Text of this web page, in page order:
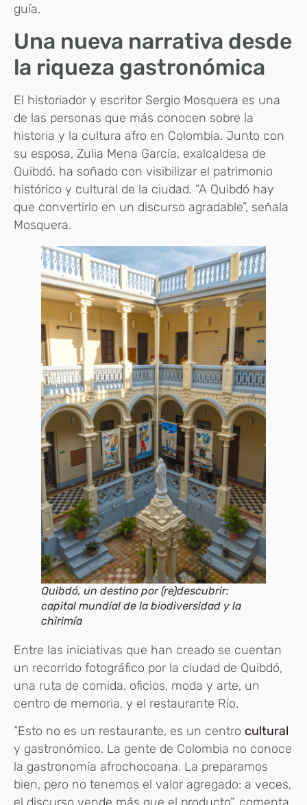
guía.
Una nueva narrativa desde
la riqueza gastronómica
El historiador y escritor Sergio Mosquera es una
de las personas que más conocen sobre la
historia y la cultura afro en Colombia. Junto con
su esposa, Zulia Mena García, exalcaldesa de
Quibdó, ha soñado con visibilizar el patrimonio
histórico y cultural de la ciudad. “A Quibdó hay
que convertirlo en un discurso agradable”, señala
Mosquera.
Quibdó, un destino por (re)descubrir:
capital mundial de la biodiversidad y la
chirimía
Entre las iniciativas que han creado se cuentan
un recorrido fotográfico por la ciudad de Quibdó,
una ruta de comida, oficios, moda y arte, un
centro de memoria, y el restaurante Río.
“Esto no es un restaurante, es un centro cultural
y gastronómico. La gente de Colombia no conoce
la gastronomía afrochocoana. La preparamos
bien, pero no tenemos el valor agregado: a veces,